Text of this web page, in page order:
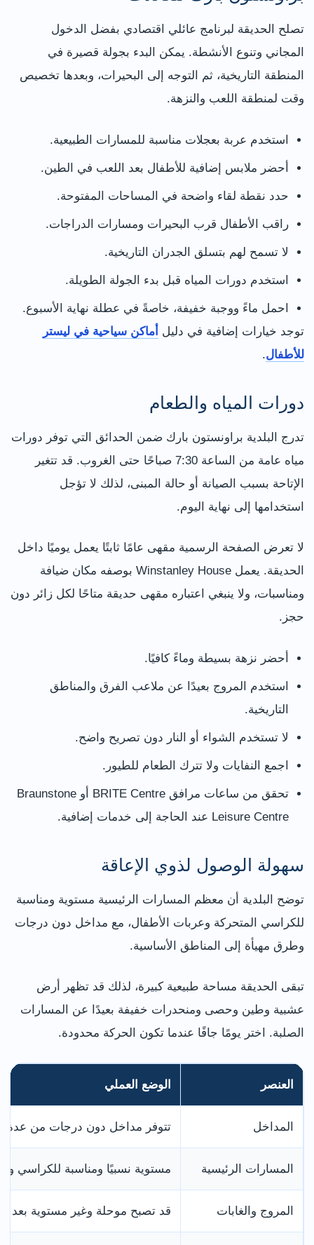
تصلح الحديقة لبرنامج عائلي اقتصادي بفضل الدخول
المجاني وتنوع الأنشطة. يمكن البدء بجولة قصيرة في
المنطقة التاريخية، ثم التوجه إلى البحيرات، وبعدها تخصيص
وقت لمنطقة اللعب والنزهة.
استخدم عربة بعجلات مناسبة للمسارات الطبيعية.
أحضر ملابس إضافية للأطفال بعد اللعب في الطين.
حدد نقطة لقاء واضحة في المساحات المفتوحة.
راقب الأطفال قرب البحيرات ومسارات الدراجات.
لا تسمح لهم بتسلق الجدران التاريخية.
استخدم دورات المياه قبل بدء الجولة الطويلة.
احمل ماءً ووجبة خفيفة، خاصةً في عطلة نهاية الأسبوع.
توجد خيارات إضافية في دليل أماكن سياحية في ليستر
للأطفال.
دورات المياه والطعام
تدرج البلدية براونستون بارك ضمن الحدائق التي توفر دورات
مياه عامة من الساعة 7:30 صباحًا حتى الغروب. قد تتغير
الإتاحة بسبب الصيانة أو حالة المبنى، لذلك لا تؤجل
استخدامها إلى نهاية اليوم.
لا تعرض الصفحة الرسمية مقهى عامًا ثابتًا يعمل يوميًا داخل
الحديقة. يعمل Winstanley House بوصفه مكان ضيافة
ومناسبات، ولا ينبغي اعتباره مقهى حديقة متاحًا لكل زائر دون
حجز.
أحضر نزهة بسيطة وماءً كافيًا.
استخدم المروج بعيدًا عن ملاعب الفرق والمناطق
التاريخية.
لا تستخدم الشواء أو النار دون تصريح واضح.
اجمع النفايات ولا تترك الطعام للطيور.
تحقق من ساعات مرافق BRITE Centre أو Braunstone
Leisure Centre عند الحاجة إلى خدمات إضافية.
سهولة الوصول لذوي الإعاقة
توضح البلدية أن معظم المسارات الرئيسية مستوية ومناسبة
للكراسي المتحركة وعربات الأطفال، مع مداخل دون درجات
وطرق مهيأة إلى المناطق الأساسية.
تبقى الحديقة مساحة طبيعية كبيرة، لذلك قد تظهر أرض
عشبية وطين وحصى ومنحدرات خفيفة بعيدًا عن المسارات
الصلبة. اختر يومًا جافًا عندما تكون الحركة محدودة.
العنصر الوضع العملي
المداخل تتوفر مداخل دون درجات من عدة
المسارات الرئيسية مستوية نسبيًا ومناسبة للكراسي
المروج والغابات قد تصبح موحلة وغير مستوية بعد